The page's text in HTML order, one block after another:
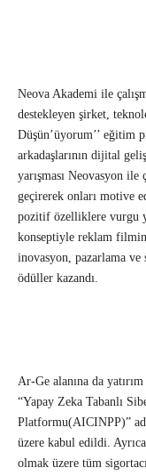
Neova Akademi ile
destekleyen şirket,
Düşün’üyorum’’ eğitim
arkadaşlarının dijital
yarışması Neovasyon ile
geçirerek onları motive
pozitif özelliklere vurgu
konseptiyle reklam
inovasyon, pazarlama ve
ödüller kazandı.
Ar-Ge alanına da
“Yapay Zeka Tabanlı
Platformu(AICINPP)”
üzere kabul edildi.
olmak üzere tüm